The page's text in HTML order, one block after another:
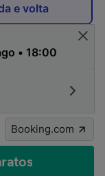
e volta
Booking.com